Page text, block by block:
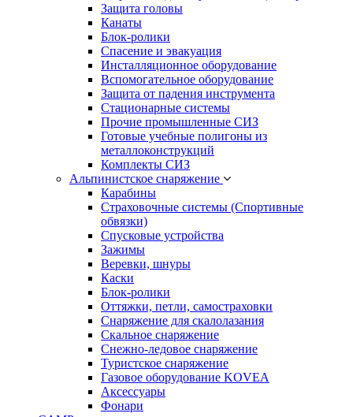
Защита головы
Канаты
Блок-ролики
Спасение и эвакуация
Инсталляционное оборудование
Вспомогательное оборудование
Защита от падения инструмента
Стационарные системы
Прочие промышленные СИЗ
Готовые учебные полигоны из
металлоконструкций
Комплекты СИЗ
Альпинистское снаряжение
Карабины
Страховочные системы (Спортивные
обвязки)
Спусковые устройства
Зажимы
Веревки, шнуры
Каски
Блок-ролики
Оттяжки, петли, самостраховки
Снаряжение для скалолазания
Скальное снаряжение
Снежно-ледовое снаряжение
Туристское снаряжение
Газовое оборудование KOVEA
Аксессуары
Фонари